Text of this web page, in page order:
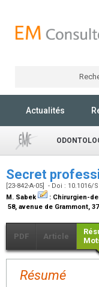
Actualités
Secret
[23-842-A-05] - Doi : 10.1016/
M. Sabek
: Chirurgien-
58, avenue de Grammont,
PDF Article
Résumé